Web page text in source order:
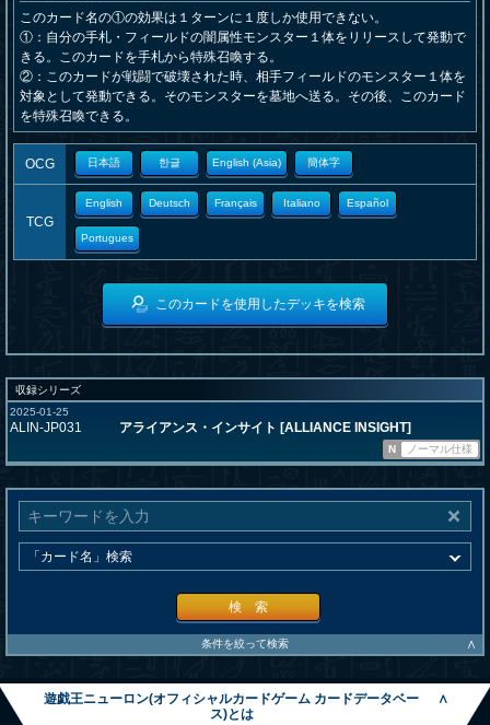
このカード名の①の効果は１ターンに１度しか使用できない。
①：自分の手札・フィールドの闇属性モンスター１体をリリースして発動で
きる。このカードを手札から特殊召喚する。
②：このカードが戦闘で破壊された時、相手フィールドのモンスター１体を
対象として発動できる。そのモンスターを墓地へ送る。その後、このカード
を特殊召喚できる。
OCG 日本語 한글 English (Asia) 簡体字
TCG
English Deutsch Français Italiano Español
Portugues
このカードを使用したデッキを検索
収録シリーズ
2025-01-25
ALIN-JP031 アライアンス・インサイト [ALLIANCE INSIGHT]
N ノーマル仕様
検 索
条件を絞って検索 ∧
遊戯王ニューロン(オフィシャルカードゲーム カードデータベー
ス)とは
∧